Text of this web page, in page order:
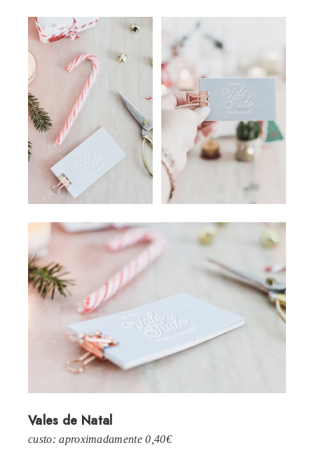
Vales de Natal
custo: aproximadamente 0,40€